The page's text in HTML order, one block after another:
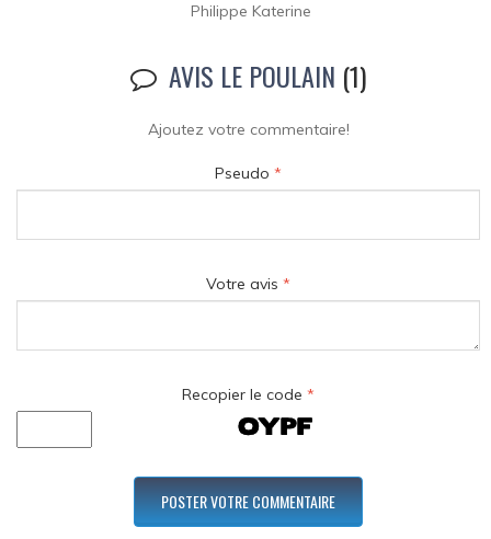
Philippe Katerine
AVIS LE POULAIN (1)
Ajoutez votre commentaire!
Pseudo *
Votre avis *
Recopier le code *